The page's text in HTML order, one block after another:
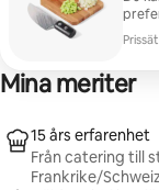
vid
Mina meriter
15 års erfarenhet
Från catering till
Frankrike/